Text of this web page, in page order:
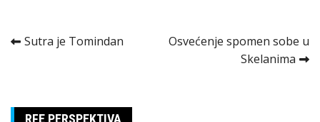
Kretanje
Sutra je Tomindan
Osvećenje spomen sobe u
Skelanima
RFE PERSPEKTIVA